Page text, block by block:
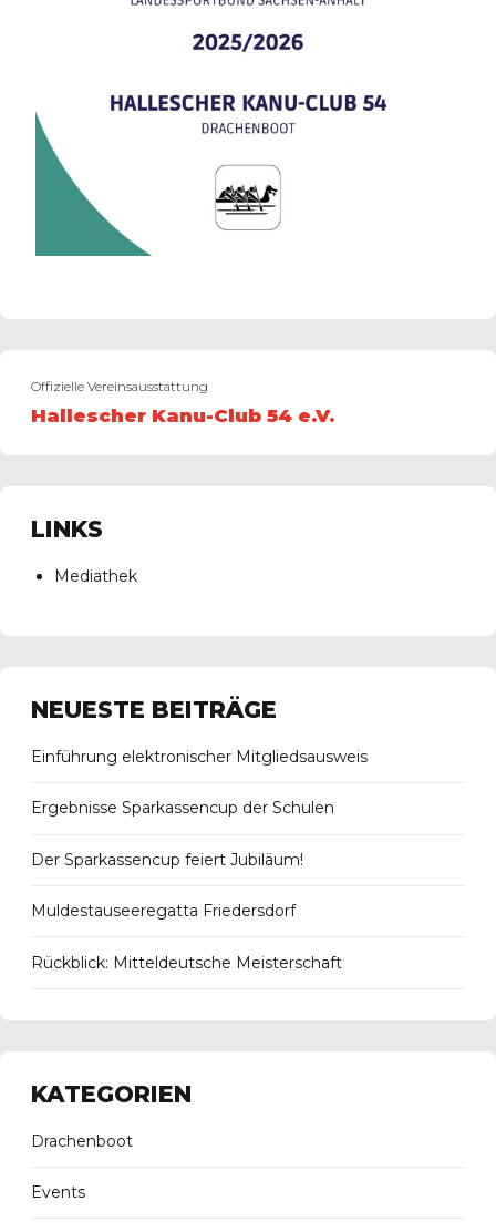
Offizielle Vereinsausstattung
Hallescher Kanu-Club 54 e.V.
LINKS
Mediathek
NEUESTE BEITRÄGE
Einführung elektronischer Mitgliedsausweis
Ergebnisse Sparkassencup der Schulen
Der Sparkassencup feiert Jubiläum!
Muldestauseeregatta Friedersdorf
Rückblick: Mitteldeutsche Meisterschaft
KATEGORIEN
Drachenboot
Events